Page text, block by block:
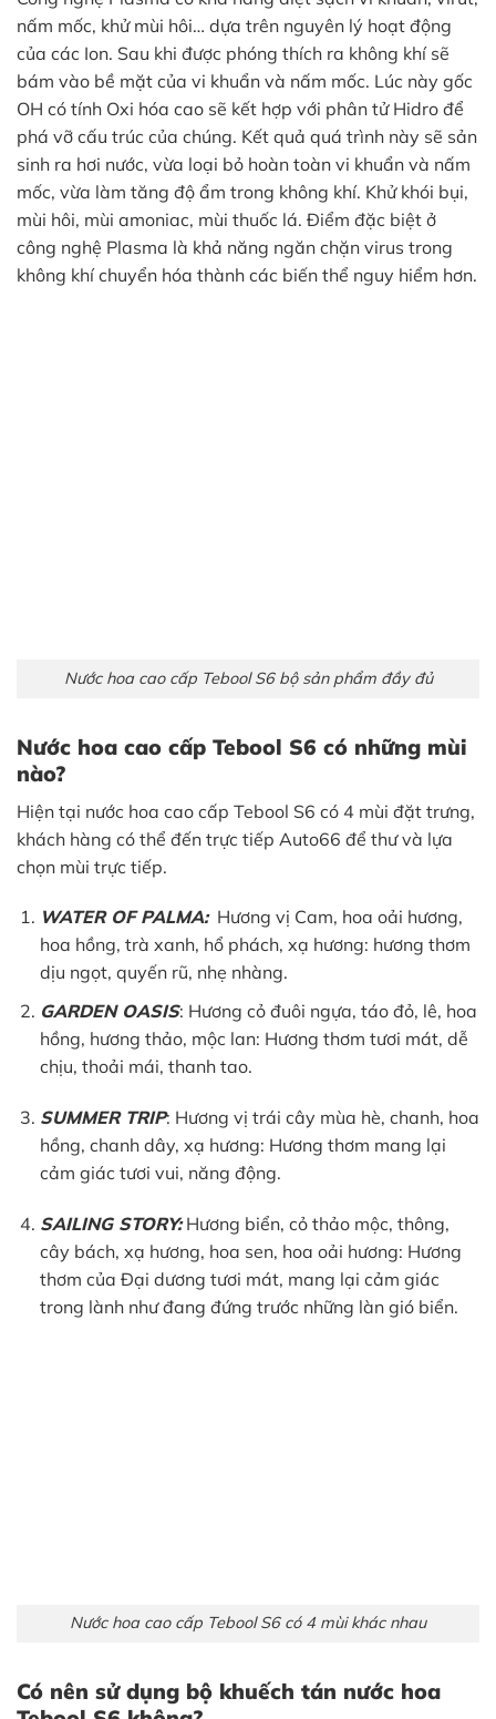
nấm mốc, khử mùi hôi… dựa trên nguyên lý hoạt động
của các Ion. Sau khi được phóng thích ra không khí sẽ
bám vào bề mặt của vi khuẩn và nấm mốc. Lúc này gốc
OH có tính Oxi hóa cao sẽ kết hợp với phân tử Hidro để
phá vỡ cấu trúc của chúng. Kết quả quá trình này sẽ sản
sinh ra hơi nước, vừa loại bỏ hoàn toàn vi khuẩn và nấm
mốc, vừa làm tăng độ ẩm trong không khí. Khử khói bụi,
mùi hôi, mùi amoniac, mùi thuốc lá. Điểm đặc biệt ở
công nghệ Plasma là khả năng ngăn chặn virus trong
không khí chuyển hóa thành các biến thể nguy hiểm hơn.
Nước hoa cao cấp Tebool S6 bộ sản phẩm đầy đủ
Nước hoa cao cấp Tebool S6 có những mùi
nào?
Hiện tại nước hoa cao cấp Tebool S6 có 4 mùi đặt trưng,
khách hàng có thể đến trực tiếp Auto66 để thư và lựa
chọn mùi trực tiếp.
WATER OF PALMA:Hương vị Cam, hoa oải hương,
hoa hồng, trà xanh, hổ phách, xạ hương: hương thơm
dịu ngọt, quyến rũ, nhẹ nhàng.
GARDEN OASIS: Hương cỏ đuôi ngựa, táo đỏ, lê, hoa
hồng, hương thảo, mộc lan: Hương thơm tươi mát, dễ
chịu, thoải mái, thanh tao.
SUMMER TRIP: Hương vị trái cây mùa hè, chanh, hoa
hồng, chanh dây, xạ hương: Hương thơm mang lại
cảm giác tươi vui, năng động.
SAILING STORY:Hương biển, cỏ thảo mộc, thông,
cây bách, xạ hương, hoa sen, hoa oải hương: Hương
thơm của Đại dương tươi mát, mang lại cảm giác
trong lành như đang đứng trước những làn gió biển.
Nước hoa cao cấp Tebool S6 có 4 mùi khác nhau
Có nên sử dụng bộ khuếch tán nước hoa